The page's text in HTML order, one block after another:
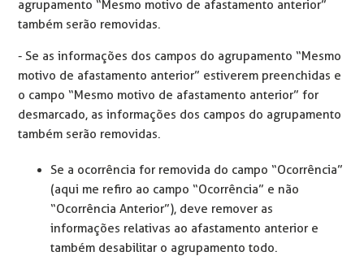
agrupamento “Mesmo motivo de afastamento anterior”
também serão removidas.
- Se as informações dos campos do agrupamento “Mesmo
motivo de afastamento anterior” estiverem preenchidas e
o campo “Mesmo motivo de afastamento anterior” for
desmarcado, as informações dos campos do agrupamento
também serão removidas.
Se a ocorrência for removida do campo “Ocorrência”
(aqui me refiro ao campo “Ocorrência” e não
“Ocorrência Anterior”), deve remover as
informações relativas ao afastamento anterior e
também desabilitar o agrupamento todo.